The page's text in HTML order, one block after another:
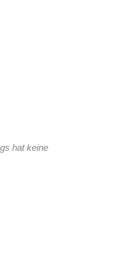
hat keine